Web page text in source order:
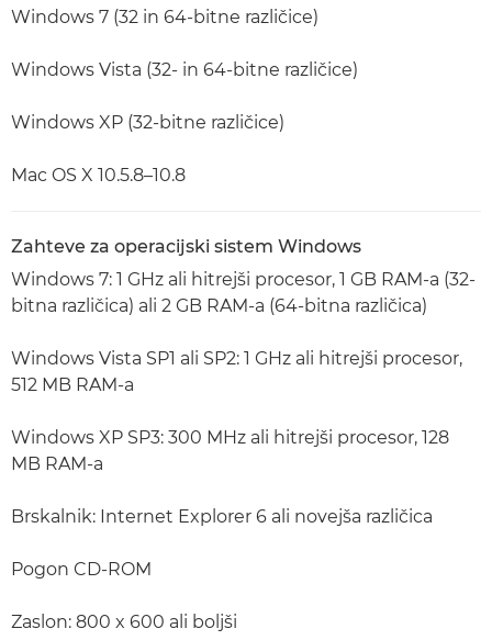
Windows 7 (32 in 64-bitne različice)
Windows Vista (32- in 64-bitne različice)
Windows XP (32-bitne različice)
Mac OS X 10.5.8–10.8
Zahteve za operacijski sistem Windows
Windows 7: 1 GHz ali hitrejši procesor, 1 GB RAM-a (32-
bitna različica) ali 2 GB RAM-a (64-bitna različica)
Windows Vista SP1 ali SP2: 1 GHz ali hitrejši procesor,
512 MB RAM-a
Windows XP SP3: 300 MHz ali hitrejši procesor, 128
MB RAM-a
Brskalnik: Internet Explorer 6 ali novejša različica
Pogon CD-ROM
Zaslon: 800 x 600 ali boljši